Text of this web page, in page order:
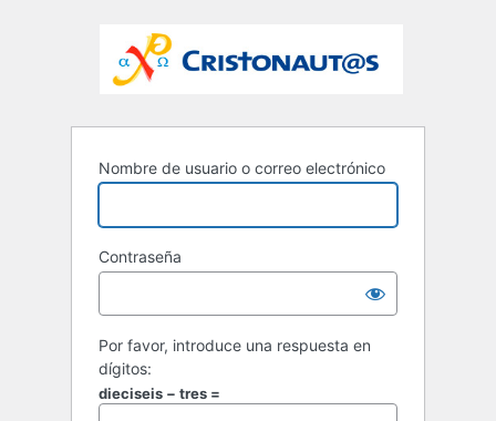
Nombre de usuario o correo electrónico
Contraseña
Por favor, introduce una respuesta en
dígitos:
dieciseis − tres =